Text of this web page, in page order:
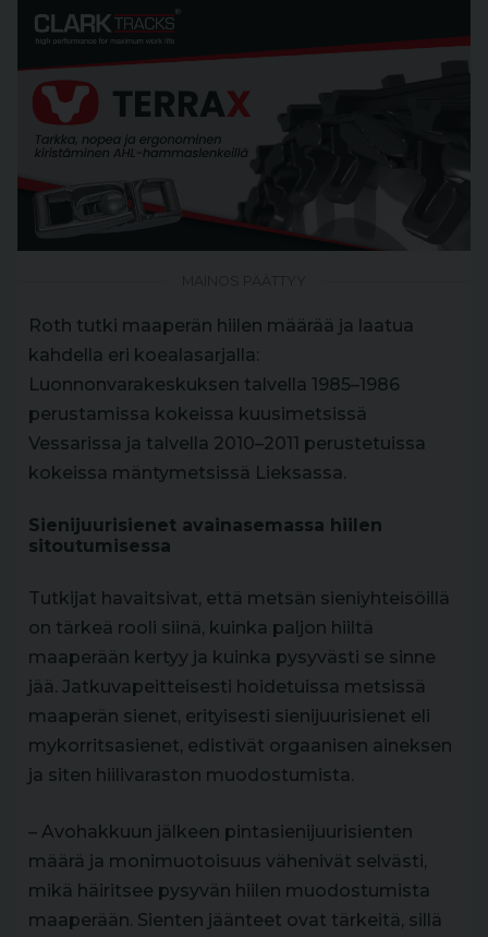
Roth tutki maaperän hiilen määrää ja laatua
kahdella eri koealasarjalla:
Luonnonvarakeskuksen talvella 1985–1986
perustamissa kokeissa kuusimetsissä
Vessarissa ja talvella 2010–2011 perustetuissa
kokeissa mäntymetsissä Lieksassa.
Sienijuurisienet avainasemassa hiilen
sitoutumisessa
Tutkijat havaitsivat, että metsän sieniyhteisöillä
on tärkeä rooli siinä, kuinka paljon hiiltä
maaperään kertyy ja kuinka pysyvästi se sinne
jää. Jatkuvapeitteisesti hoidetuissa metsissä
maaperän sienet, erityisesti sienijuurisienet eli
mykorritsasienet, edistivät orgaanisen aineksen
ja siten hiilivaraston muodostumista.
– Avohakkuun jälkeen pintasienijuurisienten
määrä ja monimuotoisuus vähenivät selvästi,
mikä häiritsee pysyvän hiilen muodostumista
maaperään. Sienten jäänteet ovat tärkeitä, sillä